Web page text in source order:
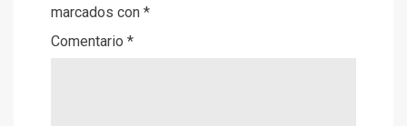
marcados con *
Comentario *